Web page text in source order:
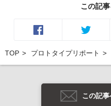
この記
TOP プロトタイプリポート
この記